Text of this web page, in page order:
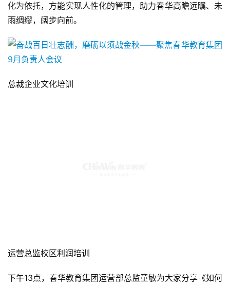
化为依托，方能实现人性化的管理，助力春华高瞻远瞩、未
雨绸缪，阔步向前。
总裁企业文化培训
运营总监校区利润培训
下午13点，春华教育集团运营部总监童敏为大家分享《如何